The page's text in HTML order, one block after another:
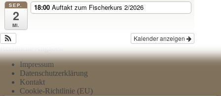
SEP.
2
Mi.
18:00 Auftakt zum Fischerkurs 2/2026
Kalender anzeigen
Rechtliche Angaben
Impressum
Datenschutzerklärung
Kontakt
Cookie-Richtlinie (EU)